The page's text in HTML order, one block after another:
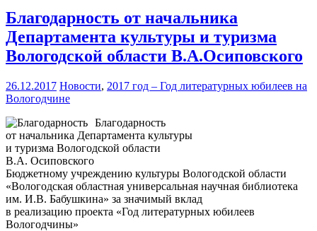
Благодарность от начальника
Департамента культуры и туризма
Вологодской области В.А.Осиповского
26.12.2017 Новости, 2017 год – Год литературных юбилеев на
Вологодчине
Благодарность
от начальника Департамента культуры
и туризма Вологодской области
В.А. Осиповского
Бюджетному учреждению культуры Вологодской области
«Вологодская областная универсальная научная библиотека
им. И.В. Бабушкина» за значимый вклад
в реализацию проекта «Год литературных юбилеев
Вологодчины»